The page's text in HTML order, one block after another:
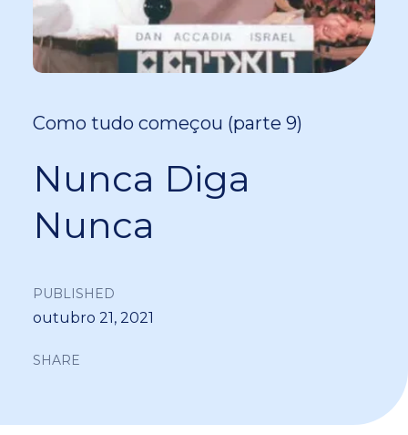
Como tudo começou (parte 9)
Nunca Diga
Nunca
PUBLISHED
outubro 21, 2021
SHARE